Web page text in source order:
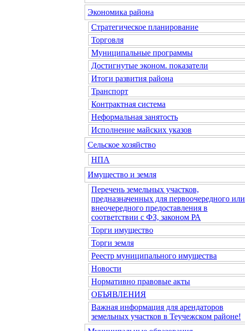
Экономика района
Стратегическое планирование
Торговля
Муниципальные программы
Достигнутые эконом. показатели
Итоги развития района
Транспорт
Контрактная система
Неформальная занятость
Исполнение майских указов
Сельское хозяйство
НПА
Имущество и земля
Перечень земельных участков,
предназначенных для первоочередного или
внеочередного предоставления в
соответствии с ФЗ, законом РА
Торги имущество
Торги земля
Реестр муниципального имущества
Новости
Нормативно правовые акты
ОБЪЯВЛЕНИЯ
Важная информация для арендаторов
земельных участков в Теучежском районе!